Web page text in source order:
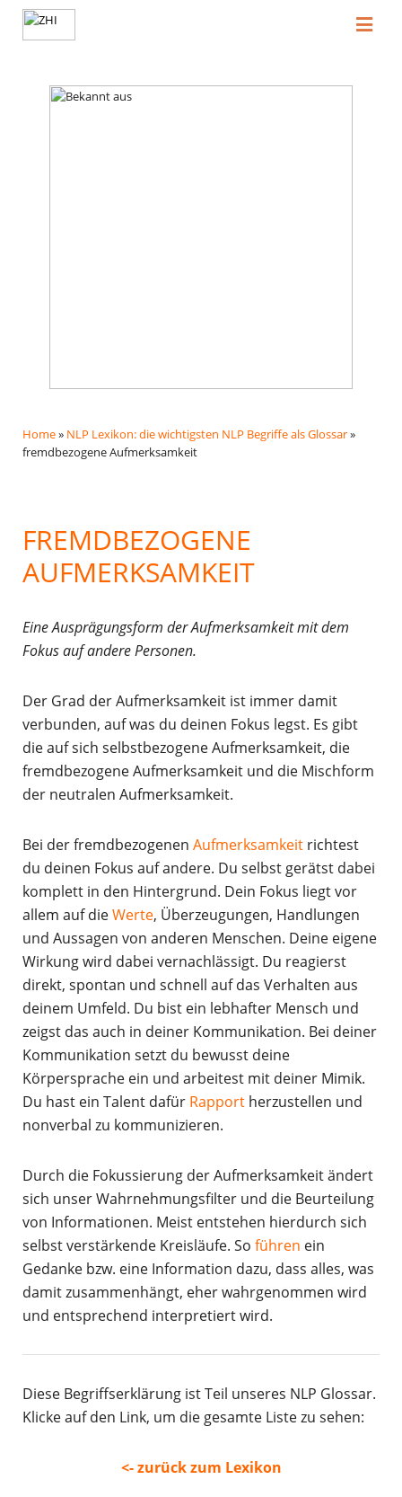
Home» NLP Lexikon: die wichtigsten NLP Begriffe als Glossar»
fremdbezogene Aufmerksamkeit
FREMDBEZOGENE
AUFMERKSAMKEIT
Eine Ausprägungsform der Aufmerksamkeit mit dem
Fokus auf andere Personen.
Der Grad der Aufmerksamkeit ist immer damit
verbunden, auf was du deinen Fokus legst. Es gibt
die auf sich selbstbezogene Aufmerksamkeit, die
fremdbezogene Aufmerksamkeit und die Mischform
der neutralen Aufmerksamkeit.
Bei der fremdbezogenen Aufmerksamkeit richtest
du deinen Fokus auf andere. Du selbst gerätst dabei
komplett in den Hintergrund. Dein Fokus liegt vor
allem auf dieWerte, Überzeugungen, Handlungen
und Aussagen von anderen Menschen. Deine eigene
Wirkung wird dabei vernachlässigt. Du reagierst
direkt, spontan und schnell auf das Verhalten aus
deinem Umfeld. Du bist ein lebhafter Mensch und
zeigst das auch in deiner Kommunikation. Bei deiner
Kommunikation setzt du bewusst deine
Körpersprache ein und arbeitest mit deiner Mimik.
Du hast ein Talent dafür Rapport herzustellen und
nonverbal zu kommunizieren.
Durch die Fokussierung der Aufmerksamkeit ändert
sich unser Wahrnehmungsfilter und die Beurteilung
von Informationen. Meist entstehen hierdurch sich
selbst verstärkende Kreisläufe. So führen ein
Gedanke bzw. eine Information dazu, dass alles, was
damit zusammenhängt, eher wahrgenommen wird
und entsprechend interpretiert wird.
Diese Begriffserklärung ist Teil unseres NLP Glossar.
Klicke auf den Link, um die gesamte Liste zu sehen:
<- zurück zum Lexikon